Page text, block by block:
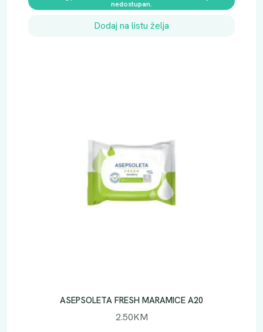
nedostupan.
Dodaj na listu želja
ASEPSOLETA FRESH MARAMICE A20
2.50KM